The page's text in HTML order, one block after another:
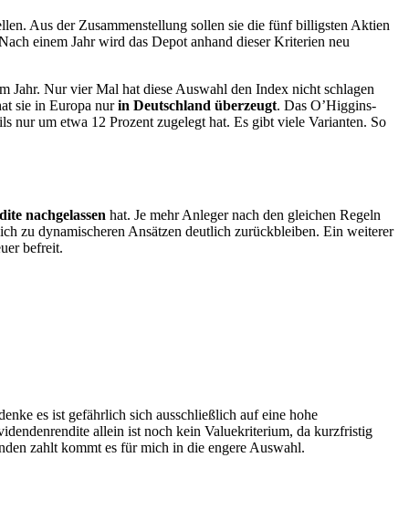
Aus der Zusammenstellung sollen sie die fünf billigsten Aktien
einem Jahr wird das Depot anhand dieser Kriterien neu
Jahr. Nur vier Mal hat diese Auswahl den Index nicht schlagen
sie in Europa nurin Deutschland überzeugt. Das O’Higgins-
nur um etwa 12 Prozent zugelegt hat. Es gibt viele Varianten. So
nachgelassen hat. Je mehr Anleger nach den gleichen Regeln
zu dynamischeren Ansätzen deutlich zurückbleiben. Ein weiterer
befreit.
es ist gefährlich sich ausschließlich auf eine hohe
allein ist noch kein Valuekriterium, da kurzfristig
zahlt kommt es für mich in die engere Auswahl.